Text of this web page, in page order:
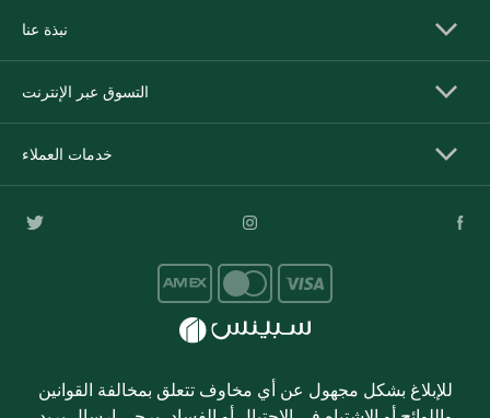
نبذة عنا
التسوق عبر الإنترنت
خدمات العملاء
للإبلاغ بشكل مجهول عن أي مخاوف تتعلق بمخالفة القوانين